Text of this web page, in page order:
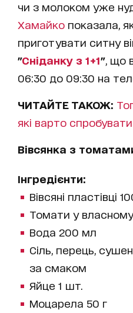
чи з молоком уже
Хамайко показала,
приготувати ситну
"Сніданку з 1+1" , що
06:30 до 09:30 на
ЧИТАЙТЕ ТАКОЖ:
які варто
Вівсянка з
Інгредієнти:
Вівсяні пластівці
Томати у
Вода 200 мл
Сіль, перець,
за смаком
Яйце 1 шт.
Моцарела 50 г